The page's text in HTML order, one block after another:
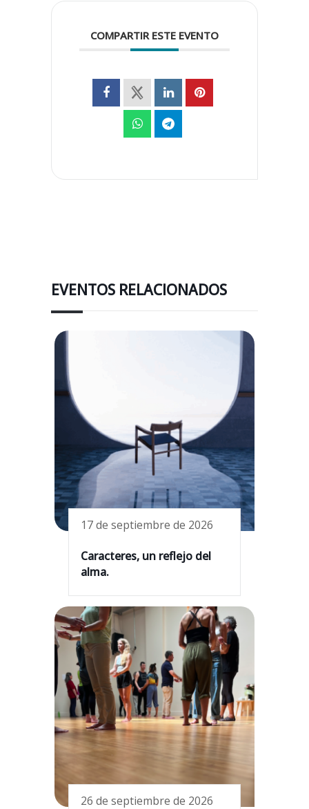
COMPARTIR ESTE EVENTO
EVENTOS RELACIONADOS
17 de septiembre de 2026
Caracteres, un reflejo del
alma.
26 de septiembre de 2026